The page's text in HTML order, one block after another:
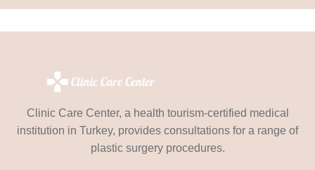
Clinic Care Center, a health tourism-certified medical
institution in Turkey, provides consultations for a range of
plastic surgery procedures.